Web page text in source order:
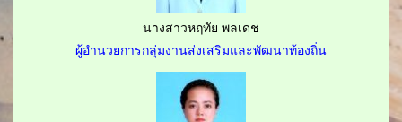
นางสาวหฤทัย พลเดช
ผู้อำนวยการกลุ่มงานส่งเสริมและพัฒนาท้องถิ่น